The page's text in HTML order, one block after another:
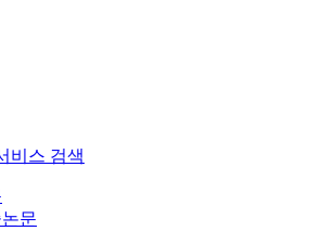
비스 검색
문